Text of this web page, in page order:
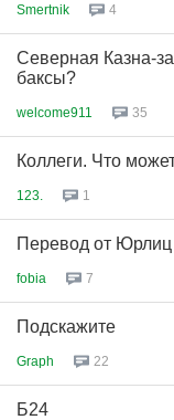
Smertnik 4
Северная Казна-
баксы?
welcome911 35
Коллеги. Что
123. 1
Перевод от Юрлиц
fobia 7
Подскажите
Graph 22
Б24